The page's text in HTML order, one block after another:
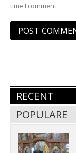
time I comment.
RECENT
POPULARE